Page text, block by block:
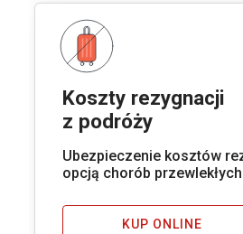
Koszty rezygnacji
z podróży
Ubezpieczenie kosztów
opcją chorób
KUP ONLINE